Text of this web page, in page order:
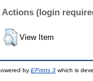
Actions (login
View Item
by EPrints 3 which is